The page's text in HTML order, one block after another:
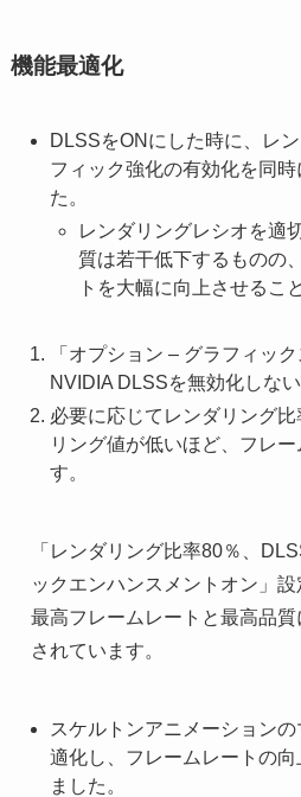
機能最適化
DLSSをONにした時に、レ
フィック強化の有効化を同
た。
レンダリングレシオを適
質は若干低下するものの
トを大幅に向上させるこ
「オプション – グラフィッ
NVIDIA DLSSを無効化しな
必要に応じてレンダリング
リング値が低いほど、フレ
す。
「レンダリング比率80％、
ックエンハンスメントオン」設
最高フレームレートと最高品
されています。
スケルトンアニメーション
適化し、フレームレートの
ました。